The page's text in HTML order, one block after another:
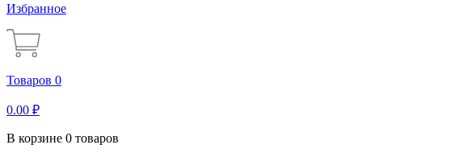
Избранное
Товаров 0
0.00 ₽
В корзине 0 товаров